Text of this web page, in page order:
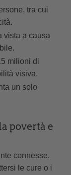
tra cui
vista a causa
milioni di
visiva.
un solo
povertà e
connesse.
le cure o i